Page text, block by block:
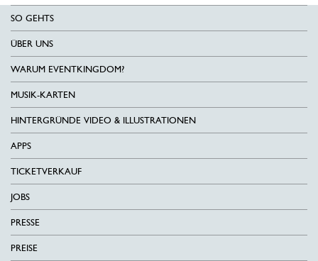
SO GEHTS
ÜBER UNS
WARUM EVENTKINGDOM?
MUSIK-KARTEN
HINTERGRÜNDE VIDEO & ILLUSTRATIONEN
APPS
TICKETVERKAUF
JOBS
PRESSE
PREISE